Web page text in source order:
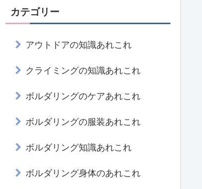
カテゴリー
アウトドアの知識あれこれ
クライミングの知識あれこれ
ボルダリングのケアあれこれ
ボルダリングの服装あれこれ
ボルダリング知識あれこれ
ボルダリング身体のあれこれ